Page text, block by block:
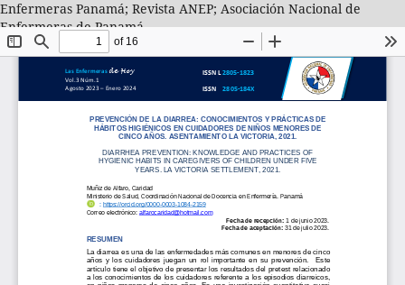
Enfermeras Panamá; Revista ANEP; Asociación Nacional de
Enfermeras de Panamá